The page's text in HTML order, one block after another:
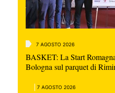
7 AGOSTO 2026
BASKET: La Start
Bologna sul parquet di
7 AGOSTO 2026